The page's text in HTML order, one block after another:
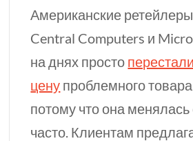
Американские
Central Computers и
на днях просто
цену проблемного
потому что она
часто. Клиентам